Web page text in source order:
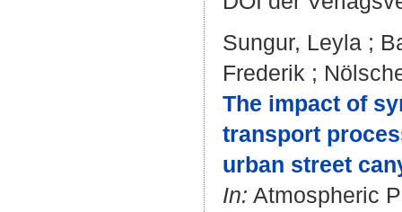
Sungur, Leyla ;
Frederik ;
The impact of
transport
urban street
In: Atmospheric